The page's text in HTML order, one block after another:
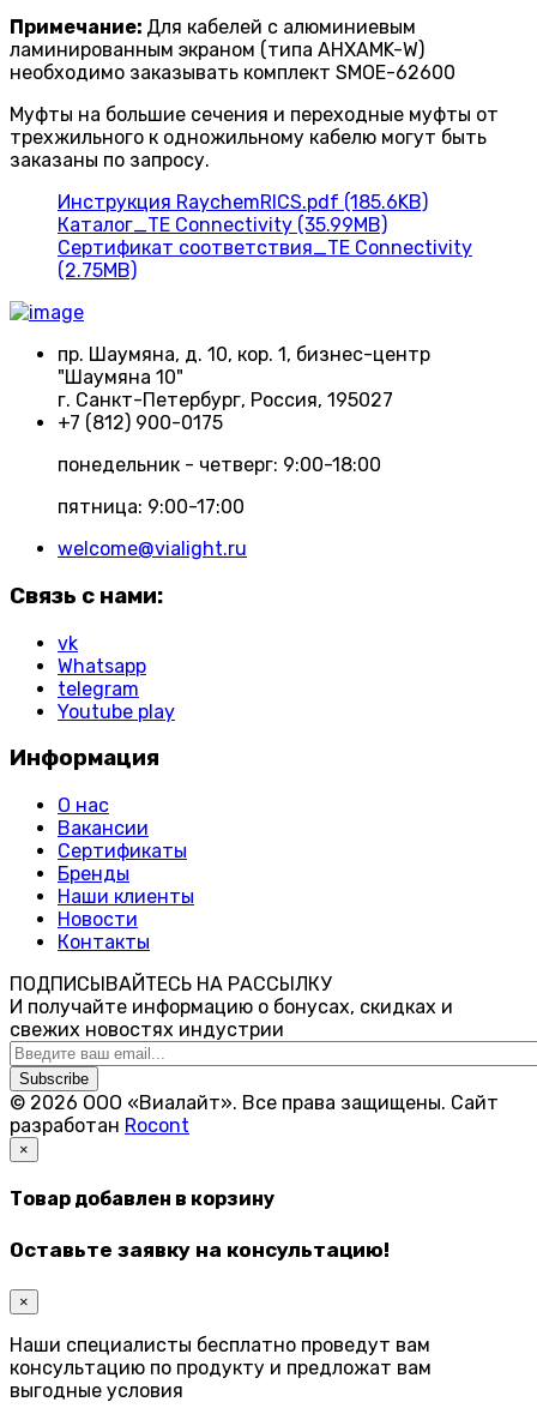
Примечание: Для кабелей с алюминиевым
ламинированным экраном (типа AHXAMK-W)
необходимо заказывать комплект SMOE-62600
Муфты на большие сечения и переходные муфты от
трехжильного к одножильному кабелю могут быть
заказаны по запросу.
Инструкция RaychemRICS.pdf (185.6KB)
Каталог_TE Connectivity (35.99MB)
Сертификат соответствия_TE Connectivity
(2.75MB)
пр. Шаумяна, д. 10, кор. 1, бизнес-центр
"Шаумяна 10"
г. Санкт-Петербург, Россия, 195027
+7 (812) 900-0175
понедельник - четверг: 9:00-18:00
пятница: 9:00-17:00
welcome@vialight.ru
Связь с нами:
vk
Whatsapp
telegram
Youtube play
Информация
О нас
Вакансии
Сертификаты
Бренды
Наши клиенты
Новости
Контакты
ПОДПИСЫВАЙТЕСЬ НА РАССЫЛКУ
И получайте информацию о бонусах, скидках и
свежих новостях индустрии
Subscribe
© 2026 ООО «Виалайт». Все права защищены. Cайт
разработан Rocont
×
Товар добавлен в корзину
Оставьте заявку на консультацию!
×
Наши специалисты бесплатно проведут вам
консультацию по продукту и предложат вам
выгодные условия